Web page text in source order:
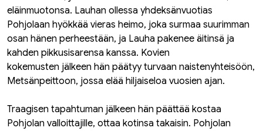
eläinmuotonsa. Lauhan ollessa yhdeksänvuotias
Pohjolaan hyökkää vieras heimo, joka surmaa suurimman
osan hänen perheestään, ja Lauha pakenee äitinsä ja
kahden pikkusisarensa kanssa. Kovien
kokemusten jälkeen hän päätyy turvaan naistenyhteisöön,
Metsänpeittoon, jossa elää hiljais­eloa vuosien ajan.
Traagisen tapahtuman jälkeen hän päättää kostaa
Pohjolan valloittajille, ottaa kotinsa takaisin. Pohjolan